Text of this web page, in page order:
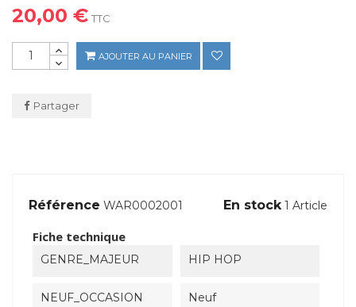
20,00 € TTC
AJOUTER AU PANIER
Partager
Référence WAR0002001 En stock 1 Article
Fiche technique
GENRE_MAJEUR HIP HOP
NEUF_OCCASION Neuf